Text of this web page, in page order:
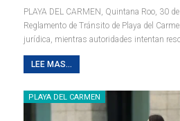
PLAYA DEL CARMEN, Quintana Roo, 30
Reglamento de Tránsito de Playa del
jurídica, mientras autoridades intentan
LEE MAS...
PLAYA DEL CARMEN